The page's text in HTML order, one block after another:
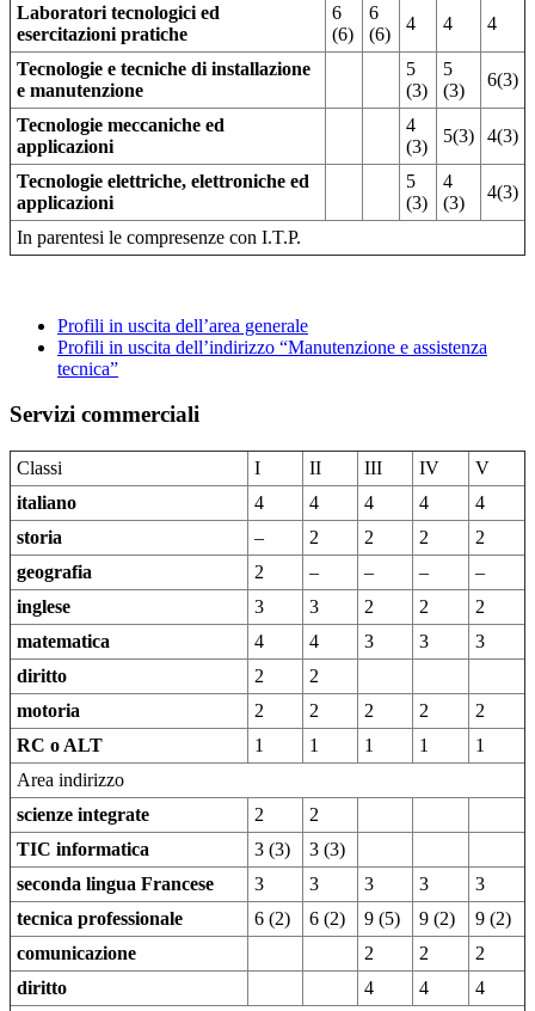
Laboratori tecnologici ed
esercitazioni pratiche
6
(6)
6
(6)
4 4 4
Tecnologie e tecniche di installazione
e manutenzione
5
(3)
5
(3)
6(3)
Tecnologie meccaniche ed
applicazioni
4
(3)
5(3) 4(3)
Tecnologie elettriche, elettroniche ed
applicazioni
5
(3)
4
(3)
4(3)
In parentesi le compresenze con I.T.P.
Profili in uscita dell’area generale
Profili in uscita dell’indirizzo “Manutenzione e assistenza
tecnica”
Servizi commerciali
Classi I II III IV
V
italiano
4 4 4 4
4
storia
– 2 2 2
2
geografia
2 – – –
–
inglese
3 3 2 2
2
matematica
4 4 3 3
3
diritto
2
2
motoria
2 2 2 2
2
RC o ALT
1 1 1 1
1
Area indirizzo
scienze integrate
2
2
TIC informatica
3 (3)
3 (3)
seconda lingua Francese
3 3 3 3
3
tecnica professionale
6 (2) 6 (2) 9 (5) 9 (2)
9 (2)
comunicazione
2 2
2
diritto
4 4
4